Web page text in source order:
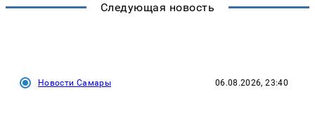
Следующая новость
Новости Самары 06.08.2026, 23:40